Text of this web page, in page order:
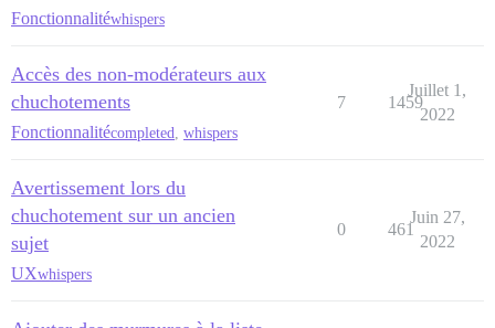
Fonctionnalitéwhispers
Accès des non-modérateurs aux
chuchotements
Fonctionnalitécompleted whispers
7 1459
Juillet 1,
2022
Avertissement lors du
chuchotement sur un ancien
sujet
UXwhispers
0 461
Juin 27,
2022